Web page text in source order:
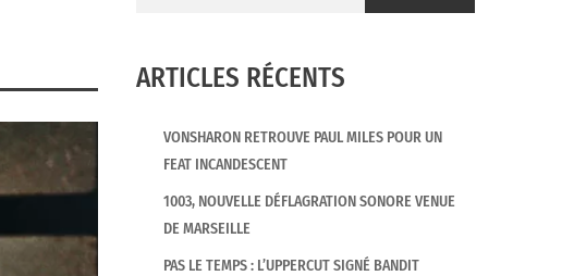
ARTICLES RÉCENTS
VONSHARON RETROUVE PAUL MILES POUR UN
FEAT INCANDESCENT
1003, NOUVELLE DÉFLAGRATION SONORE VENUE
DE MARSEILLE
PAS LE TEMPS : L’UPPERCUT SIGNÉ BANDIT